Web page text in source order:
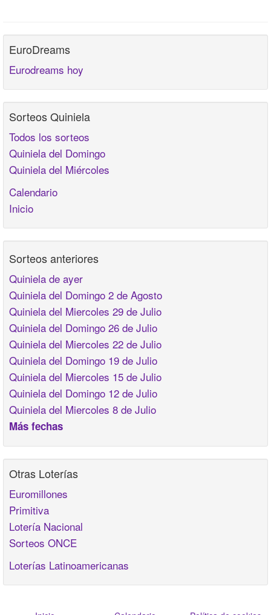
EuroDreams
Eurodreams hoy
Sorteos Quiniela
Todos los sorteos
Quiniela del Domingo
Quiniela del Miércoles
Calendario
Inicio
Sorteos anteriores
Quiniela de ayer
Quiniela del Domingo 2 de Agosto
Quiniela del Miercoles 29 de Julio
Quiniela del Domingo 26 de Julio
Quiniela del Miercoles 22 de Julio
Quiniela del Domingo 19 de Julio
Quiniela del Miercoles 15 de Julio
Quiniela del Domingo 12 de Julio
Quiniela del Miercoles 8 de Julio
Más fechas
Otras Loterías
Euromillones
Primitiva
Lotería Nacional
Sorteos ONCE
Loterías Latinoamericanas